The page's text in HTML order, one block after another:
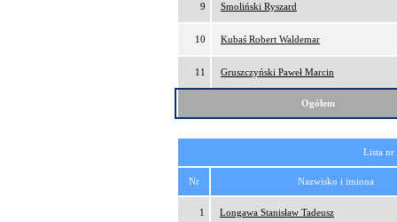
9 Smoliński Ryszard
10 Kubaś Robert Waldemar
11 Gruszczyński Paweł Marcin
Ogółem
Lista
Nr Nazwisko i imiona
1 Longawa Stanisław Tadeusz